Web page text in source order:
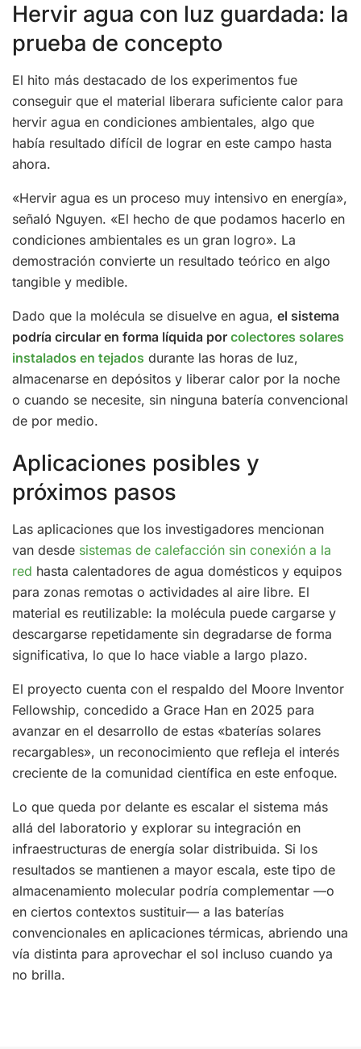
Hervir agua con luz guardada: la
prueba de concepto
El hito más destacado de los experimentos fue
conseguir que el material liberara suficiente calor para
hervir agua en condiciones ambientales, algo que
había resultado difícil de lograr en este campo hasta
ahora.
«Hervir agua es un proceso muy intensivo en energía»,
señaló Nguyen. «El hecho de que podamos hacerlo en
condiciones ambientales es un gran logro». La
demostración convierte un resultado teórico en algo
tangible y medible.
Dado que la molécula se disuelve en agua, el sistema
podría circular en forma líquida por colectores solares
instalados en tejados durante las horas de luz,
almacenarse en depósitos y liberar calor por la noche
o cuando se necesite, sin ninguna batería convencional
de por medio.
Aplicaciones posibles y
próximos pasos
Las aplicaciones que los investigadores mencionan
van desde sistemas de calefacción sin conexión a la
red hasta calentadores de agua domésticos y equipos
para zonas remotas o actividades al aire libre. El
material es reutilizable: la molécula puede cargarse y
descargarse repetidamente sin degradarse de forma
significativa, lo que lo hace viable a largo plazo.
El proyecto cuenta con el respaldo del Moore Inventor
Fellowship, concedido a Grace Han en 2025 para
avanzar en el desarrollo de estas «baterías solares
recargables», un reconocimiento que refleja el interés
creciente de la comunidad científica en este enfoque.
Lo que queda por delante es escalar el sistema más
allá del laboratorio y explorar su integración en
infraestructuras de energía solar distribuida. Si los
resultados se mantienen a mayor escala, este tipo de
almacenamiento molecular podría complementar —o
en ciertos contextos sustituir— a las baterías
convencionales en aplicaciones térmicas, abriendo una
vía distinta para aprovechar el sol incluso cuando ya
no brilla.